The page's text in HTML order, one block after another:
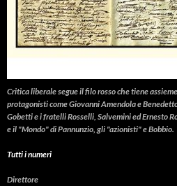
Critica liberalesegue il filo rosso che tiene assieme
protagonisti come Giovanni Amendola e
Gobetti e i fratelli Rosselli, Salvemini ed Ernesto
e il "Mondo" di Pannunzio, gli "azionisti" e Bobbio.
Tutti i numeri
Direttore